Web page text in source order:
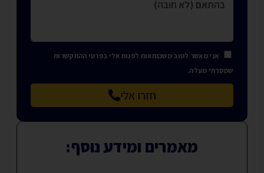
אני מאשר לטוב משכנתאות לפנות אלי בפרטי ההתקשרות
שמסרתי מעלה.
חזרו אלי
מאמרים ומידע נוסף: